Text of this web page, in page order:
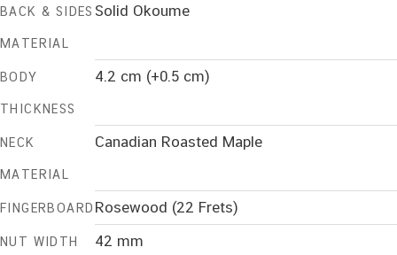
BACK & SIDES
MATERIAL
Solid Okoume
BODY
THICKNESS
4.2 cm (+0.5 cm)
NECK
MATERIAL
Canadian Roasted Maple
FINGERBOARD Rosewood (22 Frets)
NUT WIDTH 42 mm